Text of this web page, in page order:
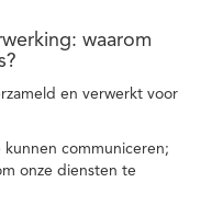
waarom
en verwerkt voor
communiceren;
onze diensten te